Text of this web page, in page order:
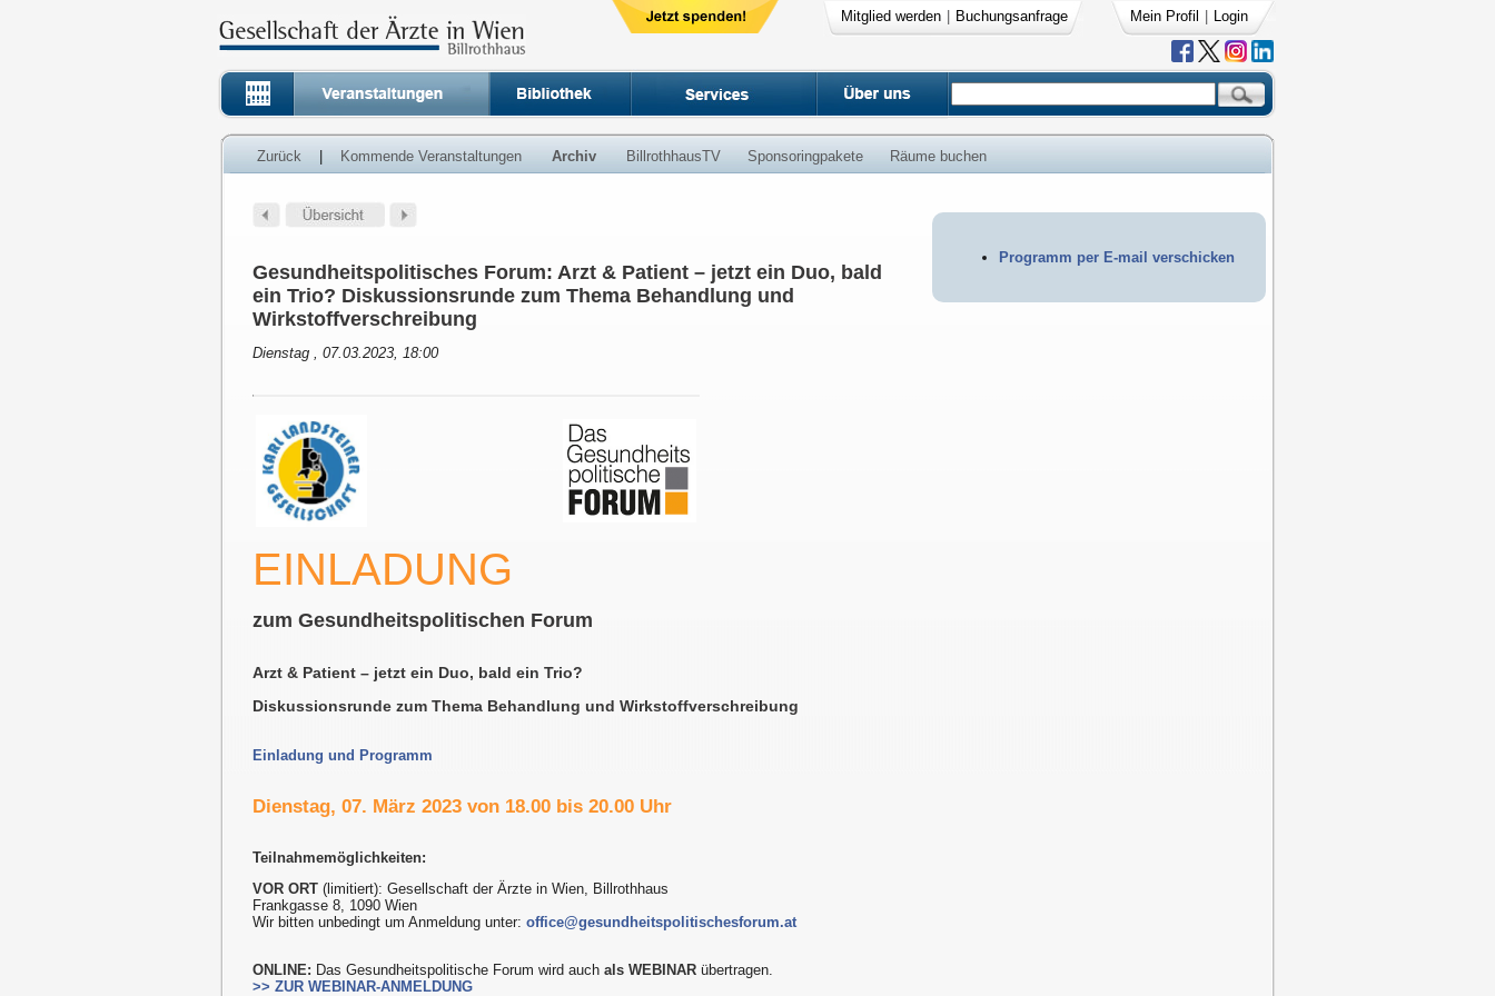
Mitglied werden Buchungsanfrage Mein Profil Login
Zurück Kommende Veranstaltungen Archiv BillrothhausTV Sponsoringpakete Räume buchen
Programm per E-mail verschicken
Gesundheitspolitisches Forum: Arzt & Patient – jetzt ein Duo, bald
ein Trio? Diskussionsrunde zum Thema Behandlung und
Wirkstoffverschreibung
Dienstag , 07.03.2023, 18:00
EINLADUNG
zum Gesundheitspolitischen Forum
Arzt & Patient – jetzt ein Duo, bald ein Trio?
Diskussionsrunde zum Thema Behandlung und Wirkstoffverschreibung
Einladung und Programm
Dienstag, 07. März 2023 von 18.00 bis 20.00 Uhr
Teilnahmemöglichkeiten:
VOR ORT (limitiert): Gesellschaft der Ärzte in Wien, Billrothhaus
Frankgasse 8, 1090 Wien
Wir bitten unbedingt um Anmeldung unter: office@gesundheitspolitischesforum.at
ONLINE: Das Gesundheitspolitische Forum wird auch als WEBINAR übertragen.
>> ZUR WEBINAR-ANMELDUNG